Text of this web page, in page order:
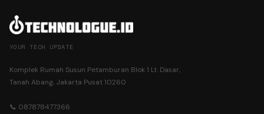
YOUR TECH UPDATE
Komplek Rumah Susun Petamburan Blok 1 Lt. Dasar,
Tanah Abang, Jakarta Pusat 10260
📞 087878477366